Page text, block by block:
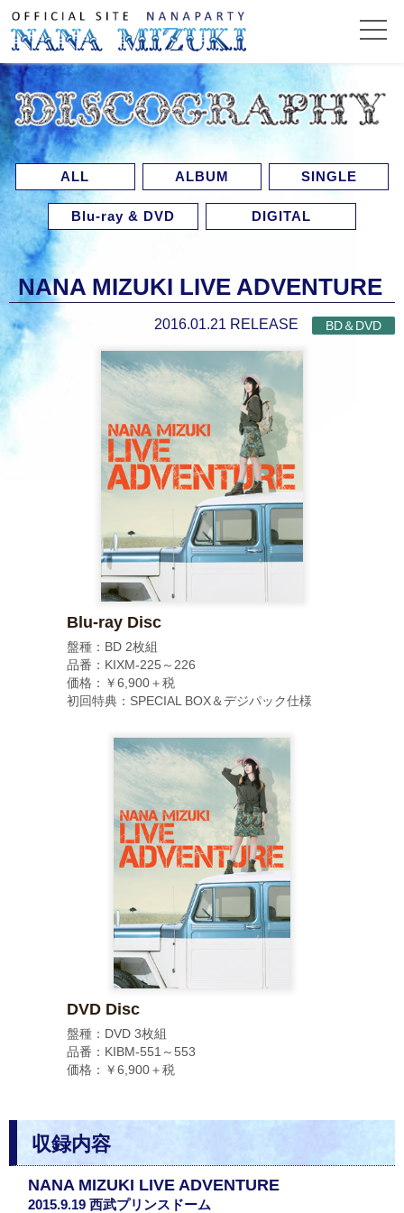
ALL ALBUM SINGLE
Blu-ray & DVD DIGITAL
NANA MIZUKI LIVE ADVENTURE
2016.01.21 RELEASE BD＆DVD
Blu-ray Disc
盤種：BD 2枚組
品番：KIXM-225～226
価格：￥6,900＋税
初回特典：SPECIAL BOX＆デジパック仕様
DVD Disc
盤種：DVD 3枚組
品番：KIBM-551～553
価格：￥6,900＋税
収録内容
NANA MIZUKI LIVE ADVENTURE
2015.9.19 西武プリンスドーム